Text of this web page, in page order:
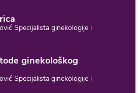
Specijalista ginekologije i
ginekološkog
Specijalista ginekologije i